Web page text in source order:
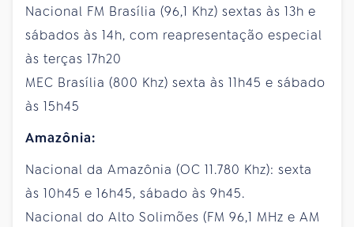
Nacional FM Brasília (96,1 Khz) sextas às 13h e
sábados às 14h, com reapresentação especial
às terças 17h20
MEC Brasília (800 Khz) sexta às 11h45 e sábado
às 15h45
Amazônia:
Nacional da Amazônia (OC 11.780 Khz): sexta
às 10h45 e 16h45, sábado às 9h45.
Nacional do Alto Solimões (FM 96,1 MHz e AM